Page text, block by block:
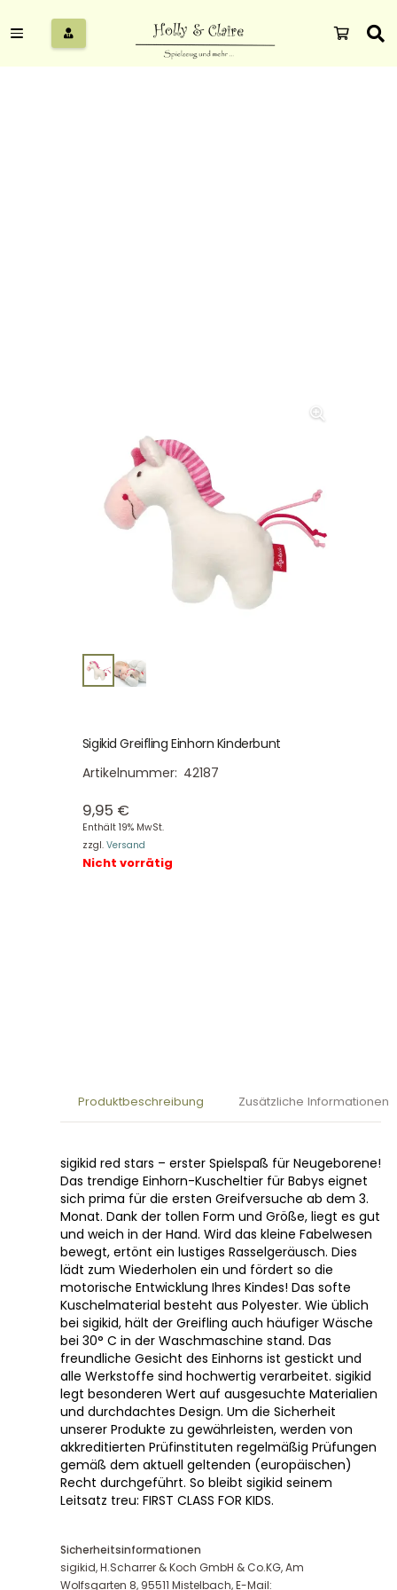
Sigikid Greifling Einhorn Kinderbunt
Artikelnummer: 42187
9,95 €
Enthält 19% MwSt.
zzgl. Versand
Nicht vorrätig
Produktbeschreibung Zusätzliche Informationen
sigikid red stars – erster Spielspaß für Neugeborene!
Das trendige Einhorn-Kuscheltier für Babys eignet
sich prima für die ersten Greifversuche ab dem 3.
Monat. Dank der tollen Form und Größe, liegt es gut
und weich in der Hand. Wird das kleine Fabelwesen
bewegt, ertönt ein lustiges Rasselgeräusch. Dies
lädt zum Wiederholen ein und fördert so die
motorische Entwicklung Ihres Kindes! Das softe
Kuschelmaterial besteht aus Polyester. Wie üblich
bei sigikid, hält der Greifling auch häufiger Wäsche
bei 30° C in der Waschmaschine stand. Das
freundliche Gesicht des Einhorns ist gestickt und
alle Werkstoffe sind hochwertig verarbeitet. sigikid
legt besonderen Wert auf ausgesuchte Materialien
und durchdachtes Design. Um die Sicherheit
unserer Produkte zu gewährleisten, werden von
akkreditierten Prüfinstituten regelmäßig Prüfungen
gemäß dem aktuell geltenden (europäischen)
Recht durchgeführt. So bleibt sigikid seinem
Leitsatz treu: FIRST CLASS FOR KIDS.
Sicherheitsinformationen
sigikid, H.Scharrer & Koch GmbH & Co.KG, Am
Wolfsgarten 8, 95511 Mistelbach, E-Mail: